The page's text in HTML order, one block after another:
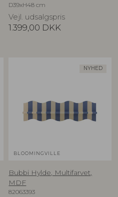
D39xH48 cm
Vejl. udsalgspris
1.399,00 DKK
NYHED
BLOOMINGVILLE
Bubbi Hylde, Multifarvet,
MDF
82063393